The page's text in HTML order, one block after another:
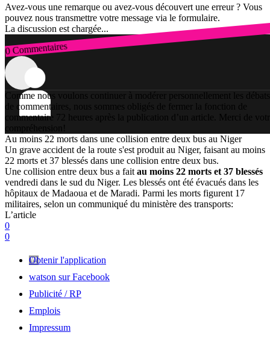
Avez-vous une remarque ou avez-vous découvert une erreur ? Vous
pouvez nous transmettre votre message via le formulaire.
La discussion est chargée...
0 Commentaires
Connexion
Comme nous voulons continuer à modérer personnellement les débats
de commentaires, nous sommes obligés de fermer la fonction de
commentaire 72 heures après la publication d’un article. Merci de
compréhension!
Au moins 22 morts dans une collision entre deux bus au Niger
Un grave accident de la route s'est produit au Niger, faisant au moins
22 morts et 37 blessés dans une collision entre deux bus.
Une collision entre deux bus a fait au moins 22 morts et 37 blessés
vendredi dans le sud du Niger. Les blessés ont été évacués dans les
hôpitaux de Madaoua et de Maradi. Parmi les morts figurent 17
militaires, selon un communiqué du ministère des transports:
L’article
0
0
Obtenir l'application
watson sur Facebook
Publicité / RP
Emplois
Impressum